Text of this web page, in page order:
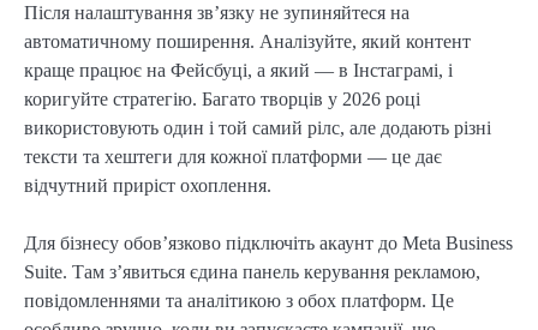
Після налаштування зв’язку не зупиняйтеся на
автоматичному поширення. Аналізуйте, який контент
краще працює на Фейсбуці, а який — в Інстаграмі, і
коригуйте стратегію. Багато творців у 2026 році
використовують один і той самий рілс, але додають різні
тексти та хештеги для кожної платформи — це дає
відчутний приріст охоплення.
Для бізнесу обов’язково підключіть акаунт до Meta Business
Suite. Там з’явиться єдина панель керування рекламою,
повідомленнями та аналітикою з обох платформ. Це